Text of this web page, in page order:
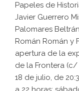
Papeles de
Javier Guerrero
Palomares
Román Román y
apertura de la
de la Frontera (c/
18 de julio, de